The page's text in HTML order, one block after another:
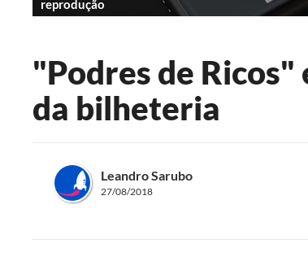
reprodução
"Podres de Ricos"
da bilheteria
Leandro Sarubo
27/08/2018